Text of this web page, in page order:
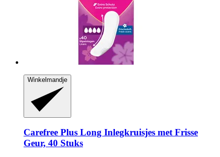
Winkelmandje
Carefree Plus Long Inlegkruisjes met Frisse
Geur, 40 Stuks